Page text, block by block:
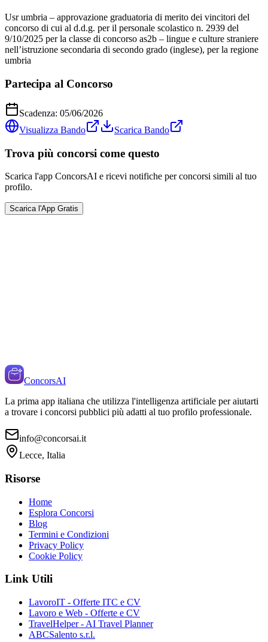
Usr umbria – approvazione graduatoria di merito dei vincitori del
concorso di cui al d.d.g. per il personale scolastico n. 2939 del
9/10/2025 per la classe di concorso as2b – lingue e culture straniere
nell’istruzione secondaria di secondo grado (inglese), per la regione
umbria
Partecipa al Concorso
Scadenza: 05/06/2026
Visualizza Bando
Scarica Bando
Trova più concorsi come questo
Scarica l'app ConcorsAI e ricevi notifiche per concorsi simili al tuo
profilo.
Scarica l'App Gratis
ConcorsAI
La prima app italiana che utilizza l'intelligenza artificiale per aiutarti
a trovare i concorsi pubblici più adatti al tuo profilo professionale.
info@concorsai.it
Lecce, Italia
Risorse
Home
Esplora Concorsi
Blog
Termini e Condizioni
Privacy Policy
Cookie Policy
Link Utili
LavoroIT - Offerte ITC e CV
Lavoro e Web - Offerte e CV
TravelHelper - AI Travel Planner
ABCSalento s.r.l.